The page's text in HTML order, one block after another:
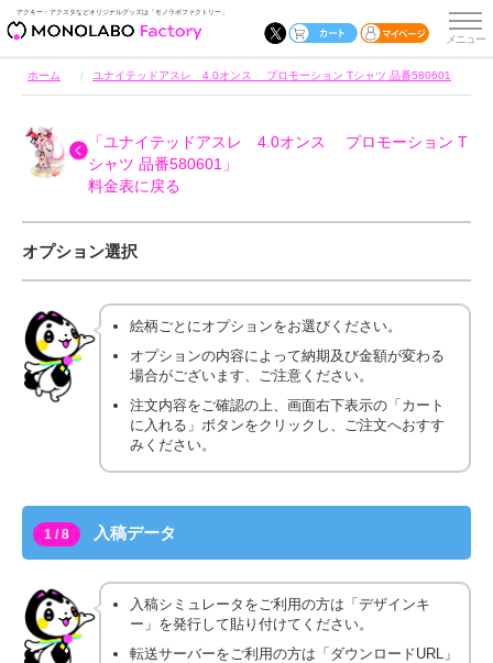
アクキー・アクスタなどオリジナルグッズは「モノラボファクトリー」
ホーム ユナイテッドアスレ 4.0オンス プロモーション Tシャツ 品番580601
「ユナイテッドアスレ 4.0オンス プロモーション T
シャツ 品番580601」
料金表に戻る
オプション選択
絵柄ごとにオプションをお選びください。
オプションの内容によって納期及び金額が変わる
場合がございます、ご注意ください。
注文内容をご確認の上、画面右下表示の「カート
に入れる」ボタンをクリックし、ご注文へおすす
みください。
1 / 8 入稿データ
入稿シミュレータをご利用の方は「デザインキ
ー」を発行して貼り付けてください。
転送サーバーをご利用の方は「ダウンロードURL」